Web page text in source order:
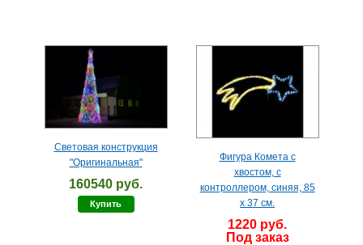
Световая конструкция
"Оригинальная"
160540 руб.
Купить
Фигура Комета с
хвостом, с
контроллером, синяя, 85
x 37 см.
1220 руб.
Под заказ